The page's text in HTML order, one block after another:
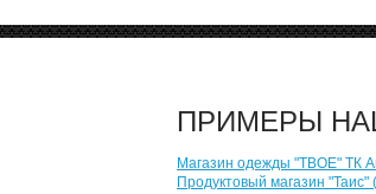
ПРИМЕРЫ
Магазин одежды "ТВОЕ" ТК
Продуктовый магазин